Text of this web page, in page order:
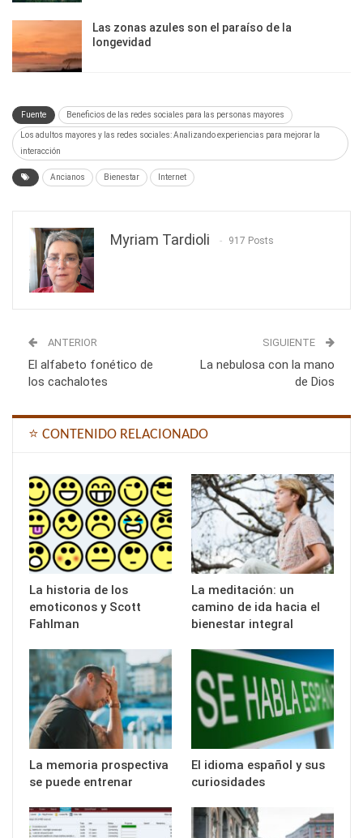
Las zonas azules son el paraíso de la
longevidad
Fuente Beneficios de las redes sociales para las personas mayores
Los adultos mayores y las redes sociales: Analizando experiencias para mejorar la
interacción
Ancianos Bienestar Internet
Myriam Tardioli 917 Posts
ANTERIOR
El alfabeto fonético de
los cachalotes
SIGUIENTE
La nebulosa con la mano
de Dios
⭐ CONTENIDO RELACIONADO
La historia de los
emoticonos y Scott
Fahlman
La meditación: un
camino de ida hacia el
bienestar integral
La memoria prospectiva
se puede entrenar
El idioma español y sus
curiosidades